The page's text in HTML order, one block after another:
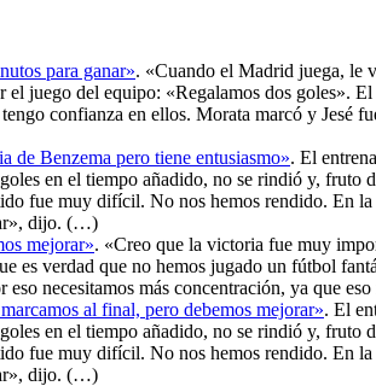
para ganar». «Cuando el Madrid juega, le
el juego del equipo: «Regalamos dos
confianza en ellos. Morata marcó y
de Benzema pero tiene entusiasmo». El
en el tiempo añadido, no se rindió y,
fue muy difícil. No nos hemos rendido. En
dijo. (…)
mejorar». «Creo que la victoria fue muy
es verdad que no hemos jugado un fútbol
necesitamos más concentración, ya que
al final, pero debemos mejorar». El
en el tiempo añadido, no se rindió y,
fue muy difícil. No nos hemos rendido. En
dijo. (…)